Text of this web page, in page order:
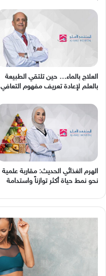
العلاج بالماء… حين تلتقي الطبيعة
بالعلم لإعادة تعريف مفهوم التعافي
الهرم الغذائي الحديث: مقاربة علمية
نحو نمط حياة أكثر توازناً واستدامة